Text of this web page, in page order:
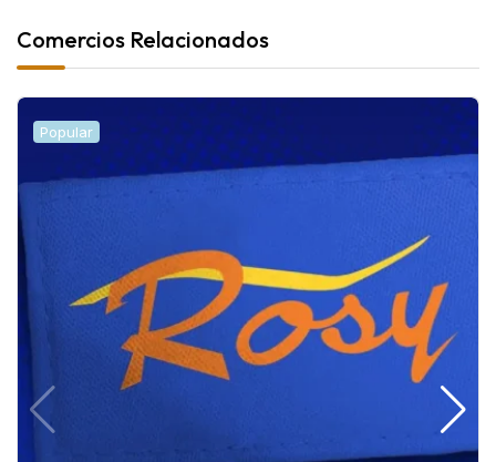
Comercios Relacionados
Popular